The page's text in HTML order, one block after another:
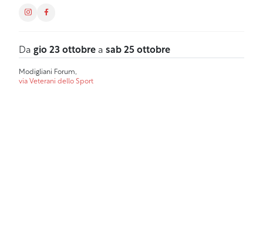
Da gio 23 ottobre a sab 25 ottobre
Modigliani Forum,
via Veterani dello Sport